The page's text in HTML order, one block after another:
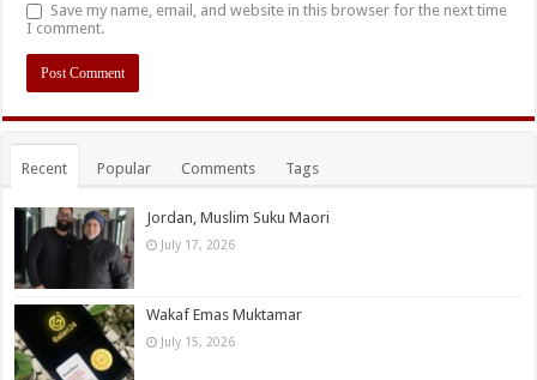
Save my name, email, and website in this browser for the next time
I comment.
Recent Popular Comments Tags
Jordan, Muslim Suku Maori
July 17, 2026
Wakaf Emas Muktamar
July 15, 2026